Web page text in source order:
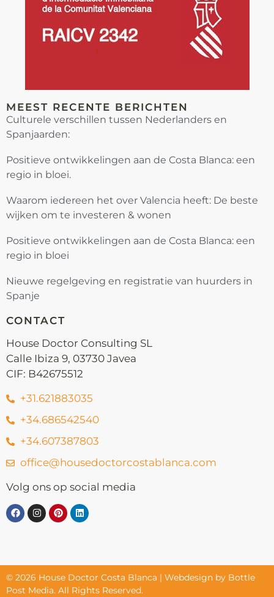
MEEST RECENTE BERICHTEN
Culturele verschillen tussen Nederlanders en
Spanjaarden:
Positieve ontwikkelingen aan de Costa Blanca: een
regio in bloei.
Waarom iedereen het over Valencia heeft: De beste
wijken om te investeren & wonen
Positieve ontwikkelingen aan de Costa Blanca: een
regio in bloei
Nieuwe regelgeving en registratie van huurders in
Spanje
CONTACT
House Doctor Consulting SL
Calle Ibiza 9, 03730 Javea
CIF: B42675512
+31.621883035
+34.686542540
+34.607387803
office@housedoctorcostablanca.com
Volg ons op social media
© 2026 House Doctor Costa Blanca | Webdesign by Bottle
Post Media. All Rights Reserved.